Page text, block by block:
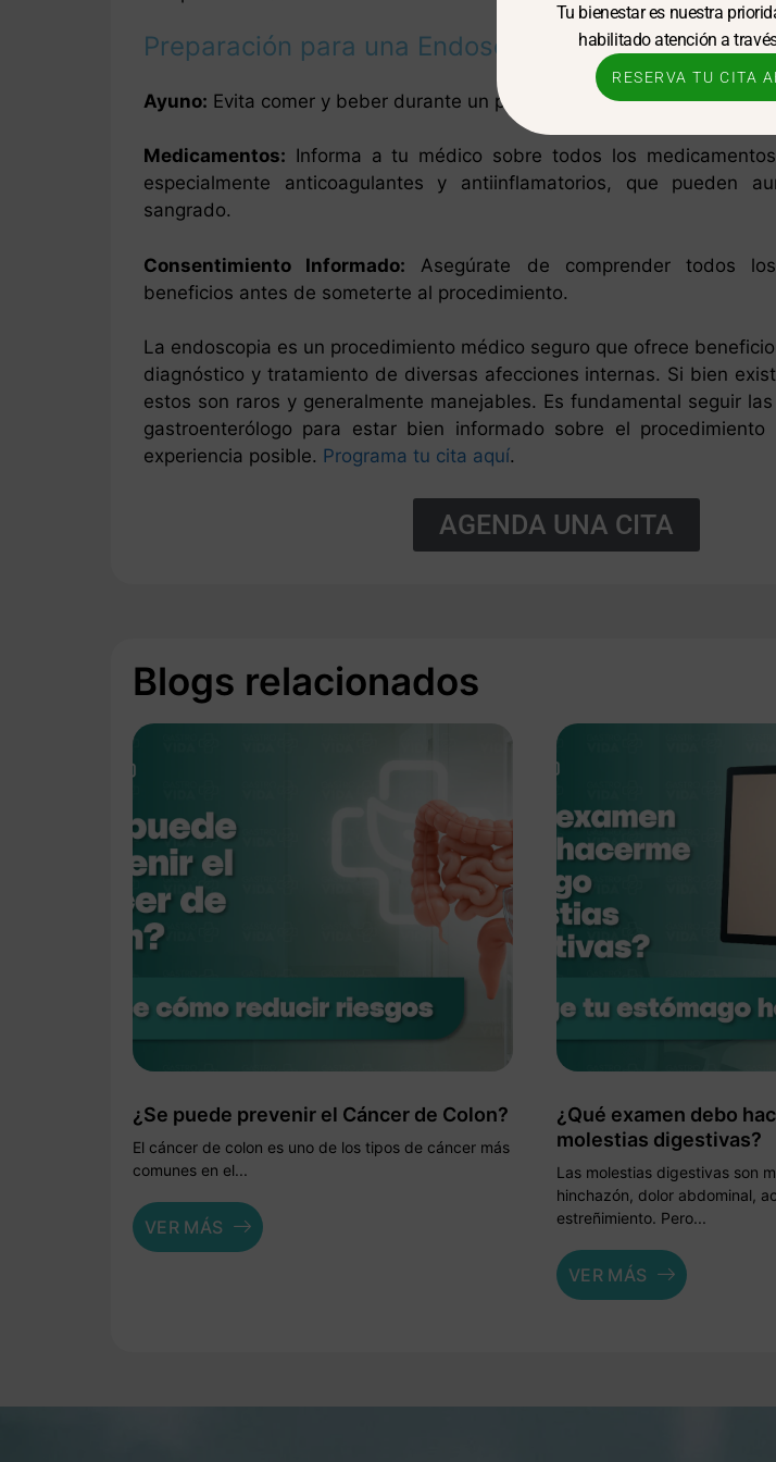
Preparación para una Endoscopia Segura
Ayuno: Evita comer y beber durante un período específico antes del
Medicamentos: Informa a tu médico sobre todos los
especialmente anticoagulantes y antiinflamatorios, que pueden
sangrado.
Consentimiento Informado: Asegúrate de comprender todos
beneficios antes de someterte al procedimiento.
La endoscopia es un procedimiento médico seguro que ofrece
diagnóstico y tratamiento de diversas afecciones internas. Si bien
estos son raros y generalmente manejables. Es fundamental seguir
gastroenterólogo para estar bien informado sobre el
experiencia posible. Programa tu cita aquí.
AGENDA UNA CITA
Blogs relacionados
¿Se puede prevenir el Cáncer de Colon?
El cáncer de colon es uno de los tipos de cáncer más
comunes en el...
VER MÁS
¿Qué examen debo
molestias digestivas?
Las molestias digestivas son
hinchazón, dolor abdominal,
estreñimiento. Pero...
VER MÁS
Tu bienestar es nuestra
habilitado atención a
RESERVA TU CITA